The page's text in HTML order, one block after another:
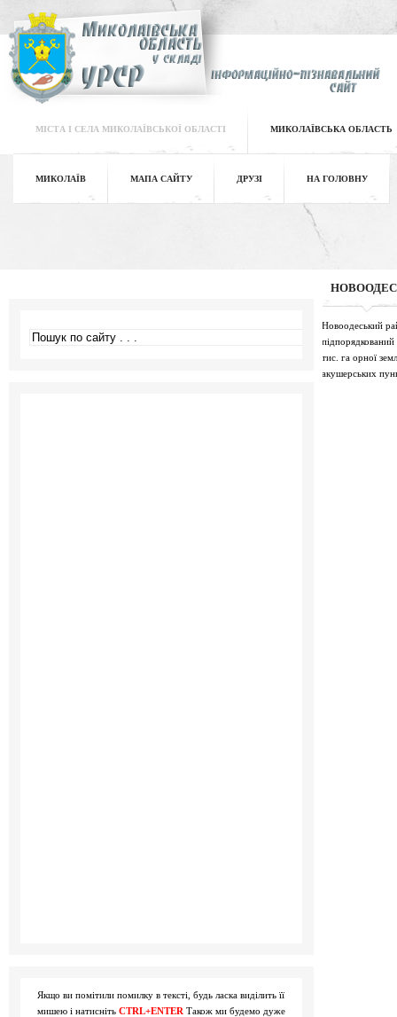
МІСТА І СЕЛА МИКОЛАЇВСЬКОЇ ОБЛАСТІ МИКОЛАЇВСЬКА ОБЛАСТЬ
МИКОЛАЇВ МАПА САЙТУ ДРУЗІ НА ГОЛОВНУ
Якщо ви помітили помилку в тексті, будь ласка виділить її
мишею і натисніть CTRL+ENTER Також ми будемо дуже
Новоодеський
тис. га орної
акушерських